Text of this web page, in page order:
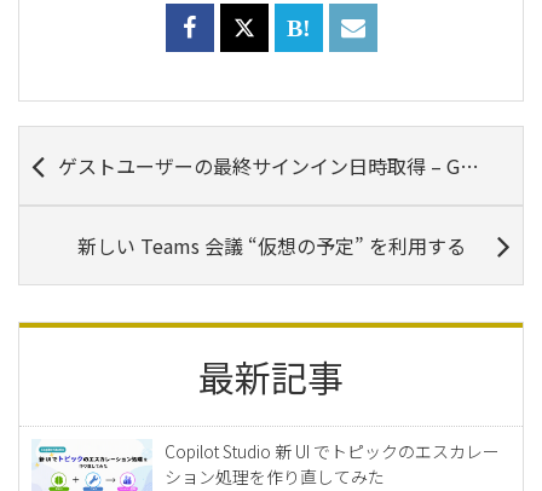
ゲストユーザーの最終サインイン日時取得 – Graph PowerShell SDK 利用
新しい Teams 会議 “仮想の予定” を利用する
最新記事
Copilot Studio 新 UI でトピックのエスカレー
ション処理を作り直してみた